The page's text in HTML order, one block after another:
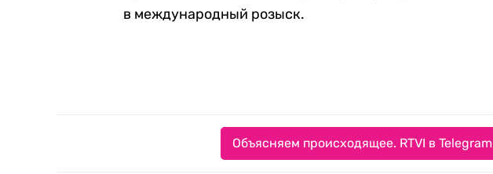
в международный розыск.
Объясняем происходящее. RTVI в Telegram